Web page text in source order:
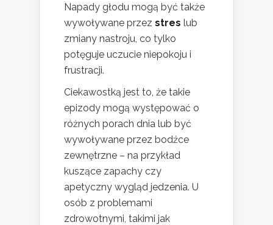
Napady głodu mogą być także
wywoływane przez stres lub
zmiany nastroju, co tylko
potęguje uczucie niepokoju i
frustracji.
Ciekawostką jest to, że takie
epizody mogą występować o
różnych porach dnia lub być
wywoływane przez bodźce
zewnętrzne – na przykład
kuszące zapachy czy
apetyczny wygląd jedzenia. U
osób z problemami
zdrowotnymi, takimi jak